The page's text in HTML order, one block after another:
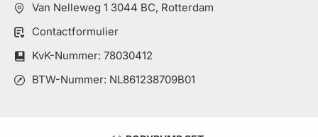
Van Nelleweg 1 3044 BC, Rotterdam
Contactformulier
KvK-Nummer: 78030412
BTW-Nummer: NL861238709B01